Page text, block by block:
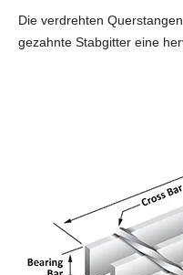
Die verdrehten
gezahnte Stabgitter eine